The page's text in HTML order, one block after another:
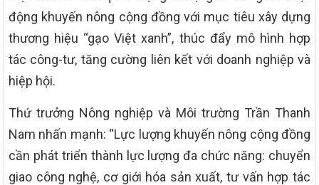
động khuyến nông cộng đồng với mục tiêu xây dựng
thương hiệu “gạo Việt xanh”, thúc đẩy mô hình hợp
tác công-tư, tăng cường liên kết với doanh nghiệp và
hiệp hội.
Thứ trưởng Nông nghiệp và Môi trường Trần Thanh
Nam nhấn mạnh: “Lực lượng khuyến nông cộng đồng
cần phát triển thành lực lượng đa chức năng: chuyển
giao công nghệ, cơ giới hóa sản xuất, tư vấn hợp tác